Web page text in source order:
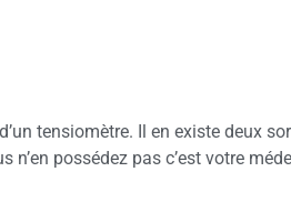
tensiomètre. Il en existe deux
possédez pas c’est votre